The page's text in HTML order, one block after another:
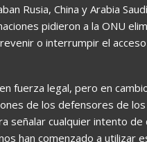
Rusia, China y Arabia
pidieron a la ONU
o interrumpir el
fuerza legal, pero en
de los defensores de
señalar cualquier intento
han comenzado a utilizar